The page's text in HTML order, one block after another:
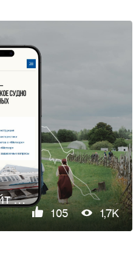
ОнегоTravel — сайт для покупки билетов на «Метеор»
105 1,7K